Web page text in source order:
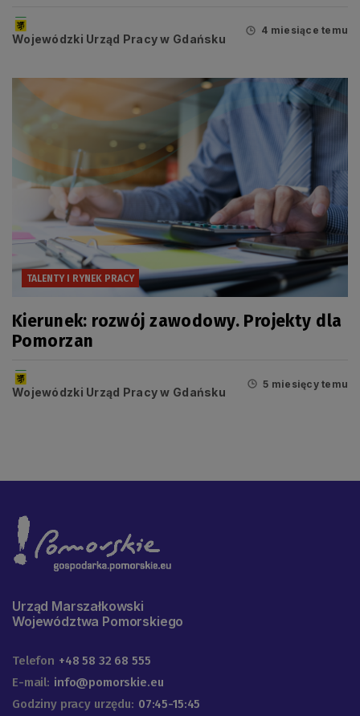
Wojewódzki Urząd Pracy w Gdańsku
4 miesiące temu
TALENTY I RYNEK PRACY
Kierunek: rozwój zawodowy. Projekty dla
Pomorzan
Wojewódzki Urząd Pracy w Gdańsku
5 miesięcy temu
Urząd Marszałkowski
Województwa Pomorskiego
Telefon +48 58 32 68 555
E-mail: info@pomorskie.eu
Godziny pracy urzędu: 07:45-15:45